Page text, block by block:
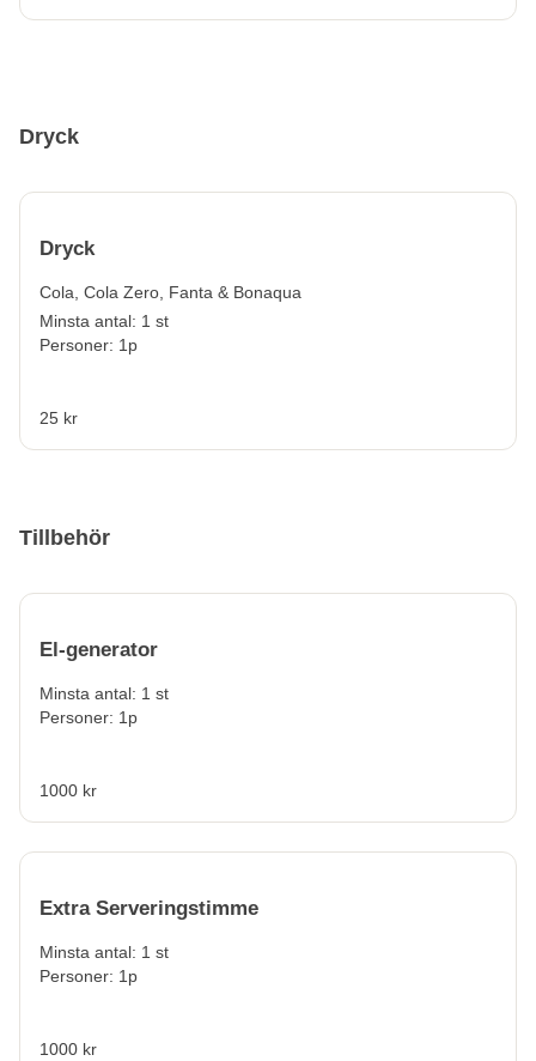
Dryck
Dryck
Cola, Cola Zero, Fanta & Bonaqua
Minsta antal: 1 st
Personer: 1p
25 kr
Tillbehör
El-generator
Minsta antal: 1 st
Personer: 1p
1000 kr
Extra Serveringstimme
Minsta antal: 1 st
Personer: 1p
1000 kr